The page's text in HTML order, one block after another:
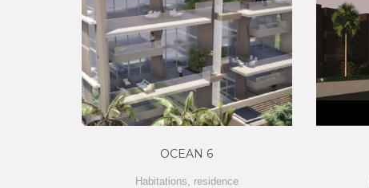
OCEAN 6
Habitations residence